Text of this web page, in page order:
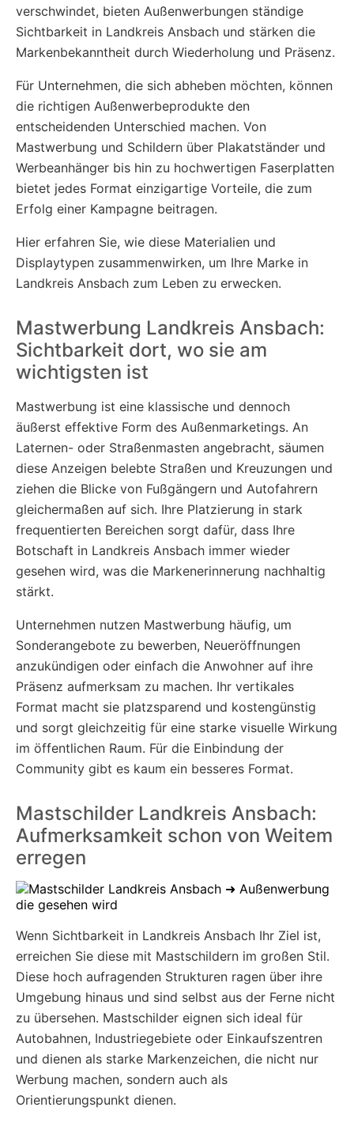
verschwindet, bieten Außenwerbungen ständige
Sichtbarkeit in Landkreis Ansbach und stärken die
Markenbekanntheit durch Wiederholung und Präsenz.
Für Unternehmen, die sich abheben möchten, können
die richtigen Außenwerbeprodukte den
entscheidenden Unterschied machen. Von
Mastwerbung und Schildern über Plakatständer und
Werbeanhänger bis hin zu hochwertigen Faserplatten
bietet jedes Format einzigartige Vorteile, die zum
Erfolg einer Kampagne beitragen.
Hier erfahren Sie, wie diese Materialien und
Displaytypen zusammenwirken, um Ihre Marke in
Landkreis Ansbach zum Leben zu erwecken.
Mastwerbung Landkreis Ansbach:
Sichtbarkeit dort, wo sie am
wichtigsten ist
Mastwerbung ist eine klassische und dennoch
äußerst effektive Form des Außenmarketings. An
Laternen- oder Straßenmasten angebracht, säumen
diese Anzeigen belebte Straßen und Kreuzungen und
ziehen die Blicke von Fußgängern und Autofahrern
gleichermaßen auf sich. Ihre Platzierung in stark
frequentierten Bereichen sorgt dafür, dass Ihre
Botschaft in Landkreis Ansbach immer wieder
gesehen wird, was die Markenerinnerung nachhaltig
stärkt.
Unternehmen nutzen Mastwerbung häufig, um
Sonderangebote zu bewerben, Neueröffnungen
anzukündigen oder einfach die Anwohner auf ihre
Präsenz aufmerksam zu machen. Ihr vertikales
Format macht sie platzsparend und kostengünstig
und sorgt gleichzeitig für eine starke visuelle Wirkung
im öffentlichen Raum. Für die Einbindung der
Community gibt es kaum ein besseres Format.
Mastschilder Landkreis Ansbach:
Aufmerksamkeit schon von Weitem
erregen
Wenn Sichtbarkeit in Landkreis Ansbach Ihr Ziel ist,
erreichen Sie diese mit Mastschildern im großen Stil.
Diese hoch aufragenden Strukturen ragen über ihre
Umgebung hinaus und sind selbst aus der Ferne nicht
zu übersehen. Mastschilder eignen sich ideal für
Autobahnen, Industriegebiete oder Einkaufszentren
und dienen als starke Markenzeichen, die nicht nur
Werbung machen, sondern auch als
Orientierungspunkt dienen.